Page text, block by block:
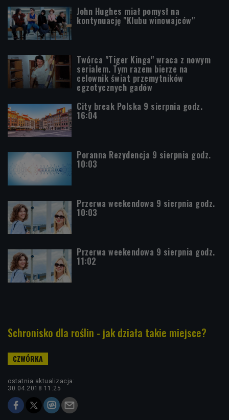
John Hughes miał pomysł na
kontynuację "Klubu winowajców"
Twórca "Tiger Kinga" wraca z nowym
serialem. Tym razem bierze na
celownik świat przemytników
egzotycznych gadów
City break Polska 9 sierpnia godz.
16:04
Poranna Rezydencja 9 sierpnia godz.
10:03
Przerwa weekendowa 9 sierpnia godz.
10:03
Przerwa weekendowa 9 sierpnia godz.
11:02
Schronisko dla roślin - jak działa takie miejsce?
ostatnia aktualizacja:
30.04.2018 11:25